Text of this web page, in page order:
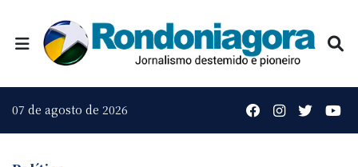
07 de agosto de 2026